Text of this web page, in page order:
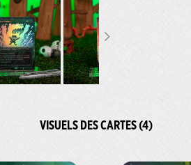
VISUELS DES CARTES (4)